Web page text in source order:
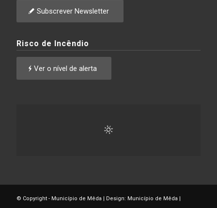
Subscrever Newsletter
Risco de Incêndio
Ver o nível de alerta
© Copyright - Município de Mêda | Design: Município de Mêda |